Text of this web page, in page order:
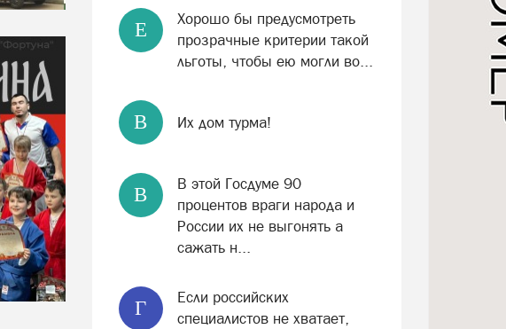
Е
Хорошо бы предусмотреть
прозрачные критерии такой
льготы, чтобы ею могли во...
В Их дом турма!
В
В этой Госдуме 90
процентов враги народа и
России их не выгонять а
сажать н...
Г
Если российских
специалистов не хватает,